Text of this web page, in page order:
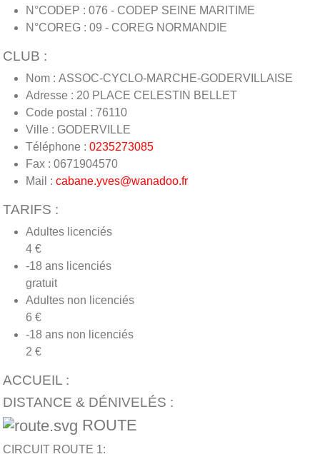
N°CODEP : 076 - CODEP SEINE MARITIME
N°COREG : 09 - COREG NORMANDIE
CLUB :
Nom : ASSOC-CYCLO-MARCHE-GODERVILLAISE
Adresse : 20 PLACE CELESTIN BELLET
Code postal : 76110
Ville : GODERVILLE
Téléphone : 0235273085
Fax : 0671904570
Mail : cabane.yves@wanadoo.fr
TARIFS :
Adultes licenciés
4 €
-18 ans licenciés
gratuit
Adultes non licenciés
6 €
-18 ans non licenciés
2 €
ACCUEIL :
DISTANCE & DÉNIVELÉS :
ROUTE
CIRCUIT ROUTE 1: